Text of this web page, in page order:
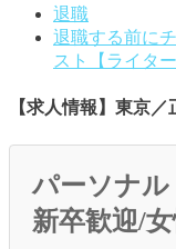
退職
退職する前に
スト【ライタ
【求人情報】東京／
パーソナル
新卒歓迎/